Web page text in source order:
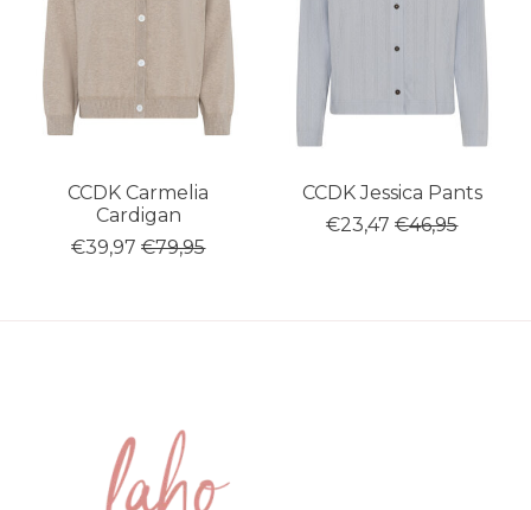
CCDK Carmelia
Cardigan
€39,97 €79,95
CCDK Jessica Pants
€23,47 €46,95